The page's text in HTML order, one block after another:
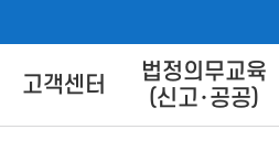
고객센터
법정의무교육
(신고･공공)